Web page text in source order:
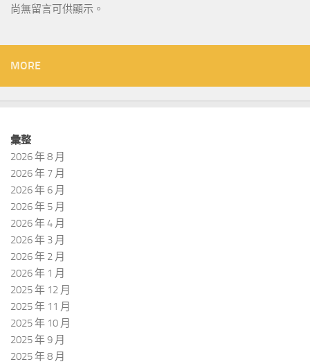
尚無留言可供顯示。
MORE
彙整
2026 年 8 月
2026 年 7 月
2026 年 6 月
2026 年 5 月
2026 年 4 月
2026 年 3 月
2026 年 2 月
2026 年 1 月
2025 年 12 月
2025 年 11 月
2025 年 10 月
2025 年 9 月
2025 年 8 月